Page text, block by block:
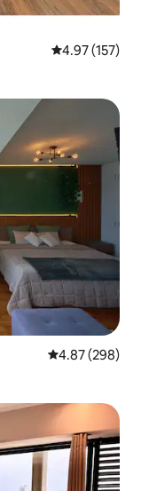
औसत रेटिंग 5 में से
4.97 (157)
औसत रेटिंग 5 में से
4.87 (298)